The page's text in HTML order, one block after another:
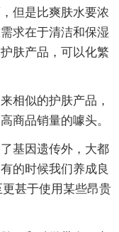
但是比爽肤水要浓
求在于清洁和保湿
肤产品，可以化繁
相似的护肤产品，
商品销量的噱头。
基因遗传外，大都
的时候我们养成良
甚于使用某些昂贵